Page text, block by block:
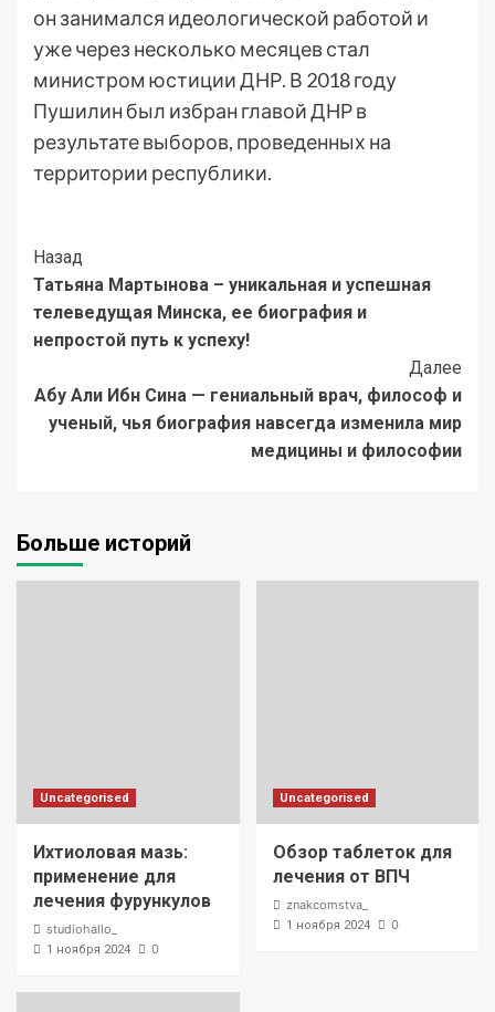
он занимался идеологической работой и
уже через несколько месяцев стал
министром юстиции ДНР. В 2018 году
Пушилин был избран главой ДНР в
результате выборов, проведенных на
территории республики.
Post
Navigation
Назад
Татьяна Мартынова – уникальная и успешная
телеведущая Минска, ее биография и
непростой путь к успеху!
Далее
Абу Али Ибн Сина — гениальный врач, философ и
ученый, чья биография навсегда изменила мир
медицины и философии
Больше историй
Uncategorised
Ихтиоловая мазь:
применение для
лечения фурункулов
studiohallo_
1 ноября 2024 0
Uncategorised
Обзор таблеток для
лечения от ВПЧ
znakcomstva_
1 ноября 2024 0